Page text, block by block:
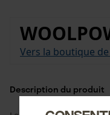
Vers la boutique
Description du produit